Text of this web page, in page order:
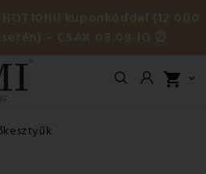
HOT10HU kuponkóddal (12 000
– CSAK 08.09-IG ⏰
shopping_cart 